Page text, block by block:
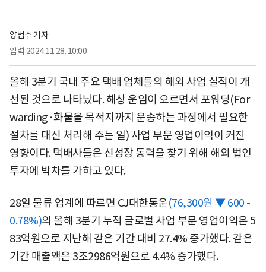
양범수 기자
입력 2024.11.28. 10:00
올해 3분기 국내 주요 택배 업체들의 해외 사업 실적이 개
선된 것으로 나타났다. 해상 운임이 오르면서 포워딩(For
warding·화물을 목적지까지 운송하는 과정에서 필요한
절차를 대신 처리해 주는 일) 사업 부문 영업이익이 커진
영향이다. 택배사들은 신성장 동력을 찾기 위해 해외 법인
투자에 박차를 가하고 있다.
28일 물류 업계에 따르면 CJ대한통운(76,300원 ▼ 600 -
0.78%)의 올해 3분기 누적 글로벌 사업 부문 영업이익은 5
83억원으로 지난해 같은 기간 대비 27.4% 증가했다. 같은
기간 매출액은 3조2986억원으로 4.4% 증가했다.